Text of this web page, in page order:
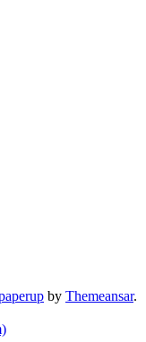
by Themeansar.